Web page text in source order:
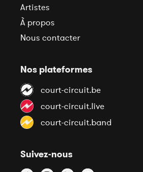
Artistes
À propos
Nous contacter
Nos plateformes
court-circuit.be
court-circuit.live
court-circuit.band
Suivez-nous